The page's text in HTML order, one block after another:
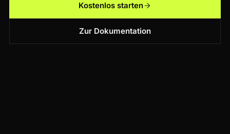
Kostenlos starten
Zur Dokumentation